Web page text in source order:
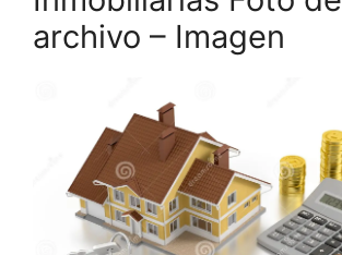
archivo – Imagen